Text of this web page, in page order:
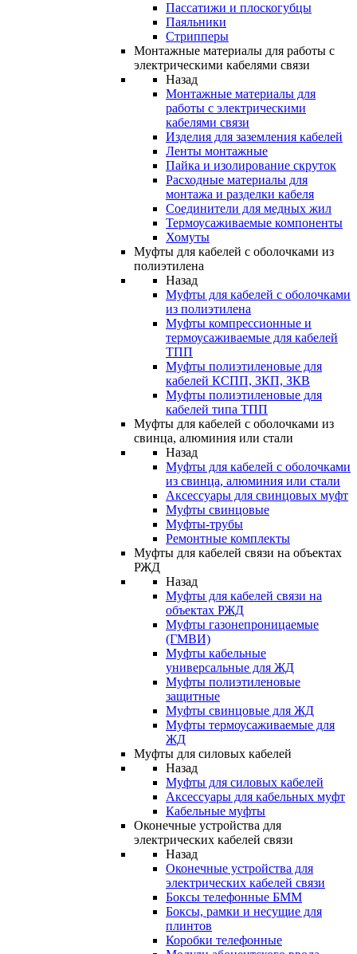
Пассатижи и плоскогубцы
Паяльники
Стрипперы
Монтажные материалы для работы с
электрическими кабелями связи
Назад
Монтажные материалы для
работы с электрическими
кабелями связи
Изделия для заземления кабелей
Ленты монтажные
Пайка и изолирование скруток
Расходные материалы для
монтажа и разделки кабеля
Соединители для медных жил
Термоусаживаемые компоненты
Хомуты
Муфты для кабелей с оболочками из
полиэтилена
Назад
Муфты для кабелей с оболочками
из полиэтилена
Муфты компрессионные и
термоусаживаемые для кабелей
ТПП
Муфты полиэтиленовые для
кабелей КСПП, ЗКП, ЗКВ
Муфты полиэтиленовые для
кабелей типа ТПП
Муфты для кабелей с оболочками из
свинца, алюминия или стали
Назад
Муфты для кабелей с оболочками
из свинца, алюминия или стали
Аксессуары для свинцовых муфт
Муфты свинцовые
Муфты-трубы
Ремонтные комплекты
Муфты для кабелей связи на объектах
РЖД
Назад
Муфты для кабелей связи на
объектах РЖД
Муфты газонепроницаемые
(ГМВИ)
Муфты кабельные
универсальные для ЖД
Муфты полиэтиленовые
защитные
Муфты свинцовые для ЖД
Муфты термоусаживаемые для
ЖД
Муфты для силовых кабелей
Назад
Муфты для силовых кабелей
Аксессуары для кабельных муфт
Кабельные муфты
Оконечные устройства для
электрических кабелей связи
Назад
Оконечные устройства для
электрических кабелей связи
Боксы телефонные БММ
Боксы, рамки и несущие для
плинтов
Коробки телефонные